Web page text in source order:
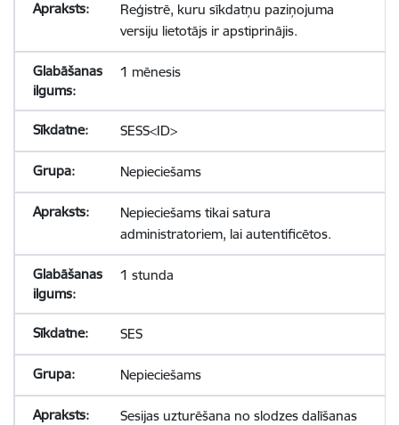
Reģistrē, kuru sīkdatņu paziņojuma
versiju lietotājs ir apstiprinājis.
1 mēnesis
SESS<ID>
Nepieciešams
Nepieciešams tikai satura
administratoriem, lai autentificētos.
1 stunda
SES
Nepieciešams
Sesijas uzturēšana no slodzes dalīšanas